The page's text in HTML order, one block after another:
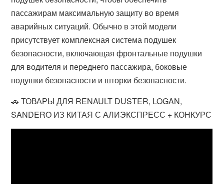
пассажирам максимальную защиту во время
аварийных ситуаций. Обычно в этой модели
присутствует комплексная система подушек
безопасности, включающая фронтальные подушки
для водителя и переднего пассажира, боковые
подушки безопасности и шторки безопасности.
🚗 ТОВАРЫ ДЛЯ RENAULT DUSTER, LOGAN,
SANDERO ИЗ КИТАЯ С АЛИЭКСПРЕСС + КОНКУРС